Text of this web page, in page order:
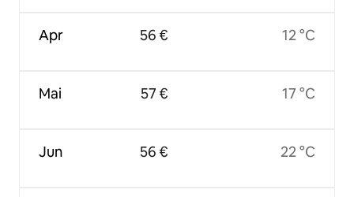
Apr
Mai
Jun
56 €
57 €
56 €
12 °C
17 °C
22 °C